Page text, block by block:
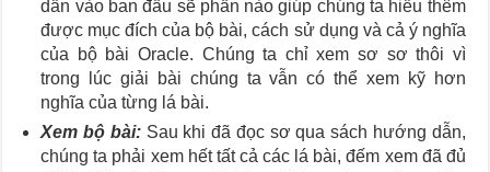
dẫn vào ban đầu sẽ phần nào giúp chúng ta hiểu thêm
được mục đích của bộ bài, cách sử dụng và cả ý nghĩa
của bộ bài Oracle. Chúng ta chỉ xem sơ sơ thôi vì
trong lúc giải bài chúng ta vẫn có thể xem kỹ hơn
nghĩa của từng lá bài.
Xem bộ bài:Sau khi đã đọc sơ qua sách hướng dẫn,
chúng ta phải xem hết tất cả các lá bài, đếm xem đã đủ